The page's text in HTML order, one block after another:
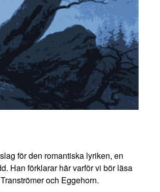
för den romantiska lyriken, en
Han förklarar här varför vi bör läsa
och Eggehorn.